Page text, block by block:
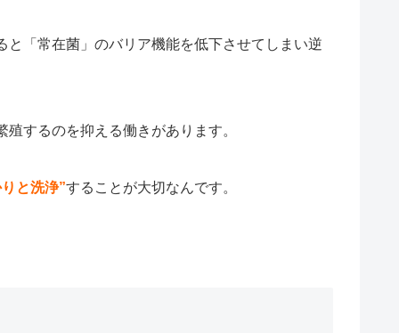
「常在菌」のバリア機能を低下させてしまい逆
するのを抑える働きがあります。
と洗浄”することが大切なんです。